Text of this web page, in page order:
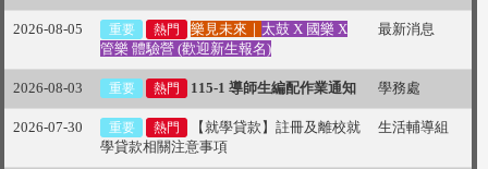
2026-08-05 重要 熱門 樂見未來｜ 太鼓 X 國樂 X
管樂 體驗營 (歡迎新生報名)
最新消息
2026-08-03 重要 熱門 115-1 導師生編配作業通知 學務處
2026-07-30 重要 熱門 【就學貸款】註冊及離校就
學貸款相關注意事項
生活輔導組